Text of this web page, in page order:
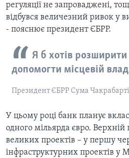
регуляції не запроваджені,
відбувся величезний ривок у
- пояснює президент ЄБРР.
Я б хотів
допомогти місцевій
Президент ЄБРР Сума Чакрабарті
У цьому році банк планує
одного мільярда євро. Верхній
великих проектів – у першу
інфраструктурних проектів у